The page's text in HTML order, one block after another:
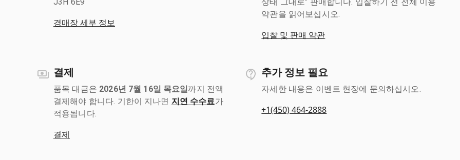
경매장 세부 정보
약관을 읽어보십시오.
입찰 및 판매 약관
결제
품목 대금은 2026년 7월 16일 목요일까지 전액
결제해야 합니다. 기한이 지나면 지연 수수료 가
적용됩니다.
결제
추가 정보 필요
자세한 내용은 이벤트 현장에 문의하십시오.
+1(450) 464-2888